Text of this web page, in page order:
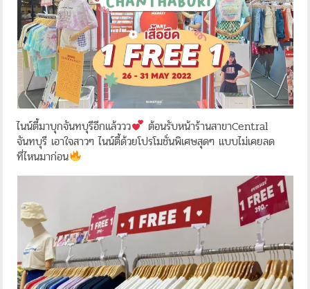
ไนน์ตี้มาบุกจันทบุรีอีกแล้ววว
ต้อนรับหน้าร้านสาขาCentral
จันทบุรี เอาใจสาวๆ ไนน์ตี้ด้วยโปรโมชั่นพิเศษสุดๆ แบบไม่เคยลด
ที่ไหนมาก่อน